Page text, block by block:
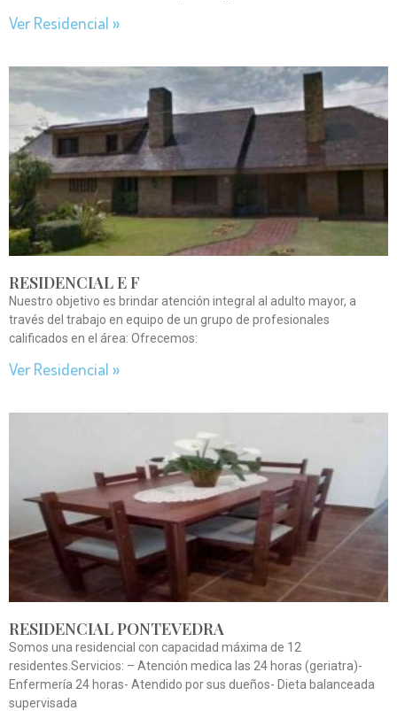
Ver Residencial »
RESIDENCIAL E F
Nuestro objetivo es brindar atención integral al adulto mayor, a
través del trabajo en equipo de un grupo de profesionales
calificados en el área: Ofrecemos:
Ver Residencial »
RESIDENCIAL PONTEVEDRA
Somos una residencial con capacidad máxima de 12
residentes.Servicios: – Atención medica las 24 horas (geriatra)-
Enfermería 24 horas- Atendido por sus dueños- Dieta balanceada
supervisada